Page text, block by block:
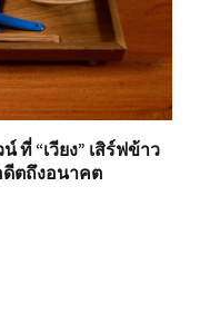
“เวียง” เสิร์ฟข้าว
ดีตถึงอนาคต